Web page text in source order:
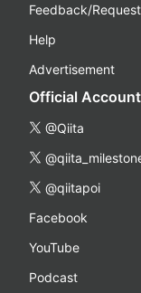
Feedback/
Help
Advertisement
Official
@Qiita
@qiitapoi
Facebook
YouTube
Podcast